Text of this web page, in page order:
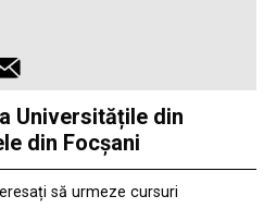
Universitățile din
din Focșani
să urmeze cursuri